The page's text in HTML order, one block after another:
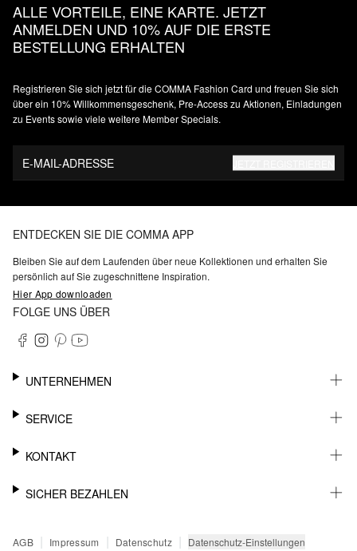
ALLE VORTEILE, EINE KARTE. JETZT
ANMELDEN UND 10% AUF DIE ERSTE
BESTELLUNG ERHALTEN
Registrieren Sie sich jetzt für die COMMA Fashion Card und freuen Sie sich
über ein 10% Willkommensgeschenk, Pre-Access zu Aktionen, Einladungen
zu Events sowie viele weitere Member Specials.
E-MAIL-ADRESSE
ENTDECKEN SIE DIE COMMA APP
Bleiben Sie auf dem Laufenden über neue Kollektionen und erhalten Sie
persönlich auf Sie zugeschnittene Inspiration.
Hier App downloaden
FOLGE UNS ÜBER
UNTERNEHMEN
KARRIERE
BARRIEREFREIHEIT
SERVICE
WHATSAPP
MEIN KONTO
SENDUNGSVERFOLGUNG
KONTAKT
SUPPORT
SICHER BEZAHLEN
PAYPAL
AGB | Impressum | Datenschutz | Datenschutz-Einstellungen